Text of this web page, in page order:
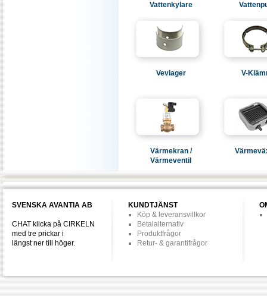
Vattenkylare
Vevlager V-
Värmekran /
Värmeventil
SVENSKA AVANTIA AB
CHAT klicka på CIRKELN
med tre prickar i
längst ner till höger.
KUNDTJÄNST
Köp & leveransvillkor
Betalalternativ
Produktfrågor
Retur- & garantifrågor